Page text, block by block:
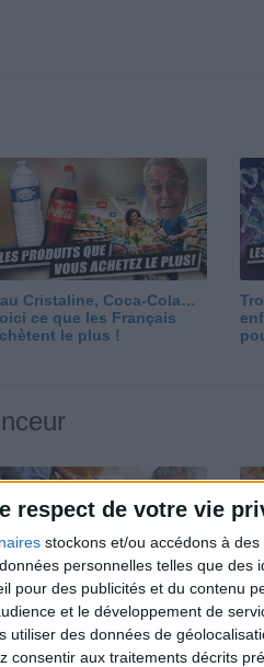
respect de votre vie
stockons et/ou accédons à
personnelles telles que
pour des publicités et du contenu
et le développement de
utiliser des données de
consentir aux traitements décrits
Cristaline, Coca-Cola…
ce que les Français
le plus !
10 kg : ma méthode
imparable
Et